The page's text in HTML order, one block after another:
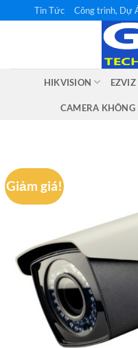
qua
Tin Tức Công trình, Dự
HIKVISION EZVIZ
CAMERA KHÔNG
Giảm giá!